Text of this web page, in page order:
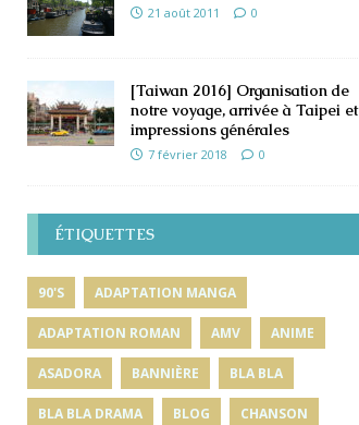
21 août 2011 0
[Taiwan 2016] Organisation de
notre voyage, arrivée à Taipei et
impressions générales
7 février 2018 0
ÉTIQUETTES
90'S ADAPTATION MANGA
ADAPTATION ROMAN AMV ANIME
ASADORA BANNIÈRE BLA BLA
BLA BLA DRAMA BLOG CHANSON